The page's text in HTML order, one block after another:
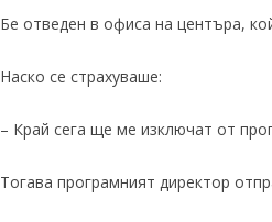
Бе отведен в офиса на центъра,
Наско се страхуваше:
– Край сега ще ме изключат от
Тогава програмният директор